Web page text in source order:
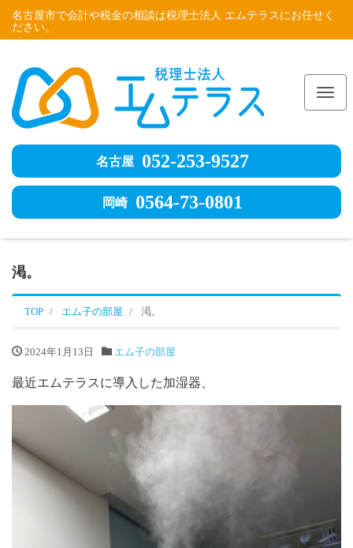
名古屋市で会計や税金の相談は税理士法人 エムテラスにお任せく
ださい。
名古屋 052-253-9527
岡崎 0564-73-0801
渇。
TOP エム子の部屋 渇。
2024年1月13日 エム子の部屋
最近エムテラスに導入した加湿器、